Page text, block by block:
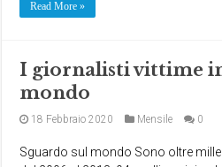
Read More »
I giornalisti vittime
mondo
18 Febbraio 2020 Mensile 0
Sguardo sul mondo Sono oltre